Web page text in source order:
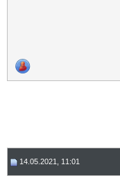
14.05.2021, 11:01